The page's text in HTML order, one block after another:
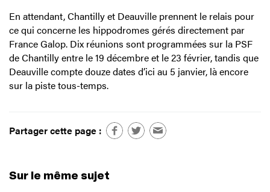
En attendant, Chantilly et Deauville prennent le relais pour
ce qui concerne les hippodromes gérés directement par
France Galop. Dix réunions sont programmées sur la PSF
de Chantilly entre le 19 décembre et le 23 février, tandis que
Deauville compte douze dates d’ici au 5 janvier, là encore
sur la piste tous-temps.
Partager cette page :
Sur le même sujet